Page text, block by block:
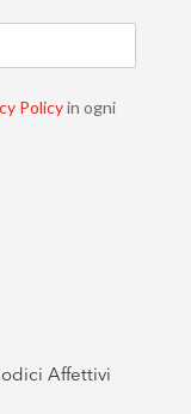
Policyin ogni
Affettivi